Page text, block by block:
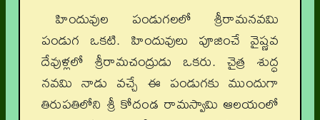
హిందువుల పండుగలలో శ్రీరామనవమి
పండుగ ఒకటి. హిందువులు పూజించే వైష్ణవ
దేవుళ్లలో శ్రీరామచంద్రుడు ఒకరు. చైత్ర శుద్ధ
నవమి నాడు వచ్చే ఈ పండుగకు ముందుగా
తిరుపతిలోని శ్రీ కోదండ రామస్వామి ఆలయంలో